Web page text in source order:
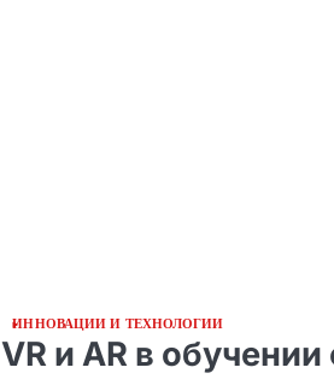
ИННОВАЦИИ И ТЕХНОЛОГИИ
VR и AR в